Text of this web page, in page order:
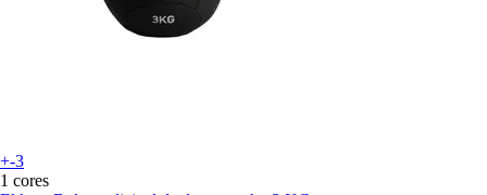
+-3
1 cores